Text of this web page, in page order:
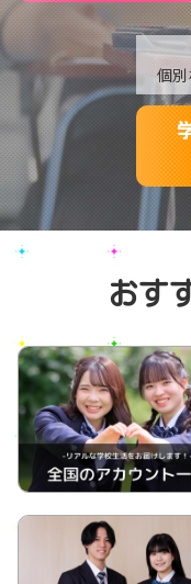
個別
おす